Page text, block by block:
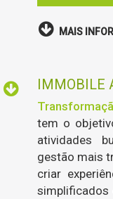
MAIS
IMMOBILE
tem o
atividades
gestão mais
criar
simplificados